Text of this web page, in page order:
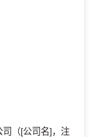
司（[公司名]，注